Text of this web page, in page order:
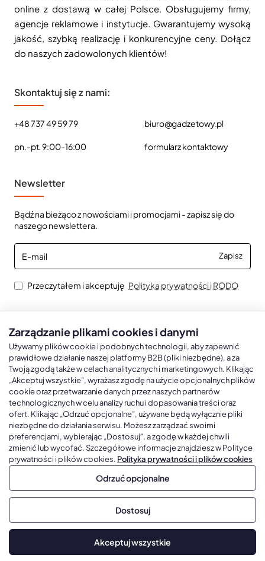
online z dostawą w całej Polsce. Obsługujemy firmy,
agencje reklamowe i instytucje. Gwarantujemy wysoką
jakość, szybką realizację i konkurencyjne ceny. Dołącz
do naszych zadowolonych klientów!
Skontaktuj się z nami:
+48 737 49 59 79
pn.-pt. 9:00-16:00
biuro@gadzetowy.pl
formularz kontaktowy
Newsletter
Bądź na bieżąco z nowościami i promocjami - zapisz się do
naszego newslettera.
E-
mail
Zapisz
Przeczytałem i akceptuję Polityka prywatności i RODO
Kalendarze książkowe A5
Kalendarze książkowe A4
Kalendarze książkowe B5
Kalendarze książkowe A6 i B6
Kalendarze książkowe z własną oprawą
Kalendarze Ścienne
Kalendarze trójdzielne
Kalendarze jednodzielne
Kalendarze czterodzielne
Kalendarze Wieloplanszowe
Kalendarze Wielopanszowe, Plakatowe
Copyright © 2026, Gadżetowy.pl, All Rights Reserved, Platforma
Zarządzanie plikami cookies i danymi
Używamy plików cookie i podobnych technologii, aby zapewnić
prawidłowe działanie naszej platformy B2B (pliki niezbędne), a za
Twoją zgodą także w celach analitycznych i marketingowych. Klikając
„Akceptuj wszystkie”, wyrażasz zgodę na użycie opcjonalnych plików
cookie oraz przetwarzanie danych przez naszych partnerów
technologicznych w celu analizy ruchu i dopasowania treści oraz
ofert. Klikając „Odrzuć opcjonalne”, używane będą wyłącznie pliki
niezbędne do działania serwisu. Możesz zarządzać swoimi
preferencjami, wybierając „Dostosuj”, a zgodę w każdej chwili
zmienić lub wycofać. Szczegółowe informacje znajdziesz w Polityce
prywatności i plików cookies. Polityka prywatności i plików cookies
Odrzuć opcjonalne
Dostosuj
Akceptuj wszystkie